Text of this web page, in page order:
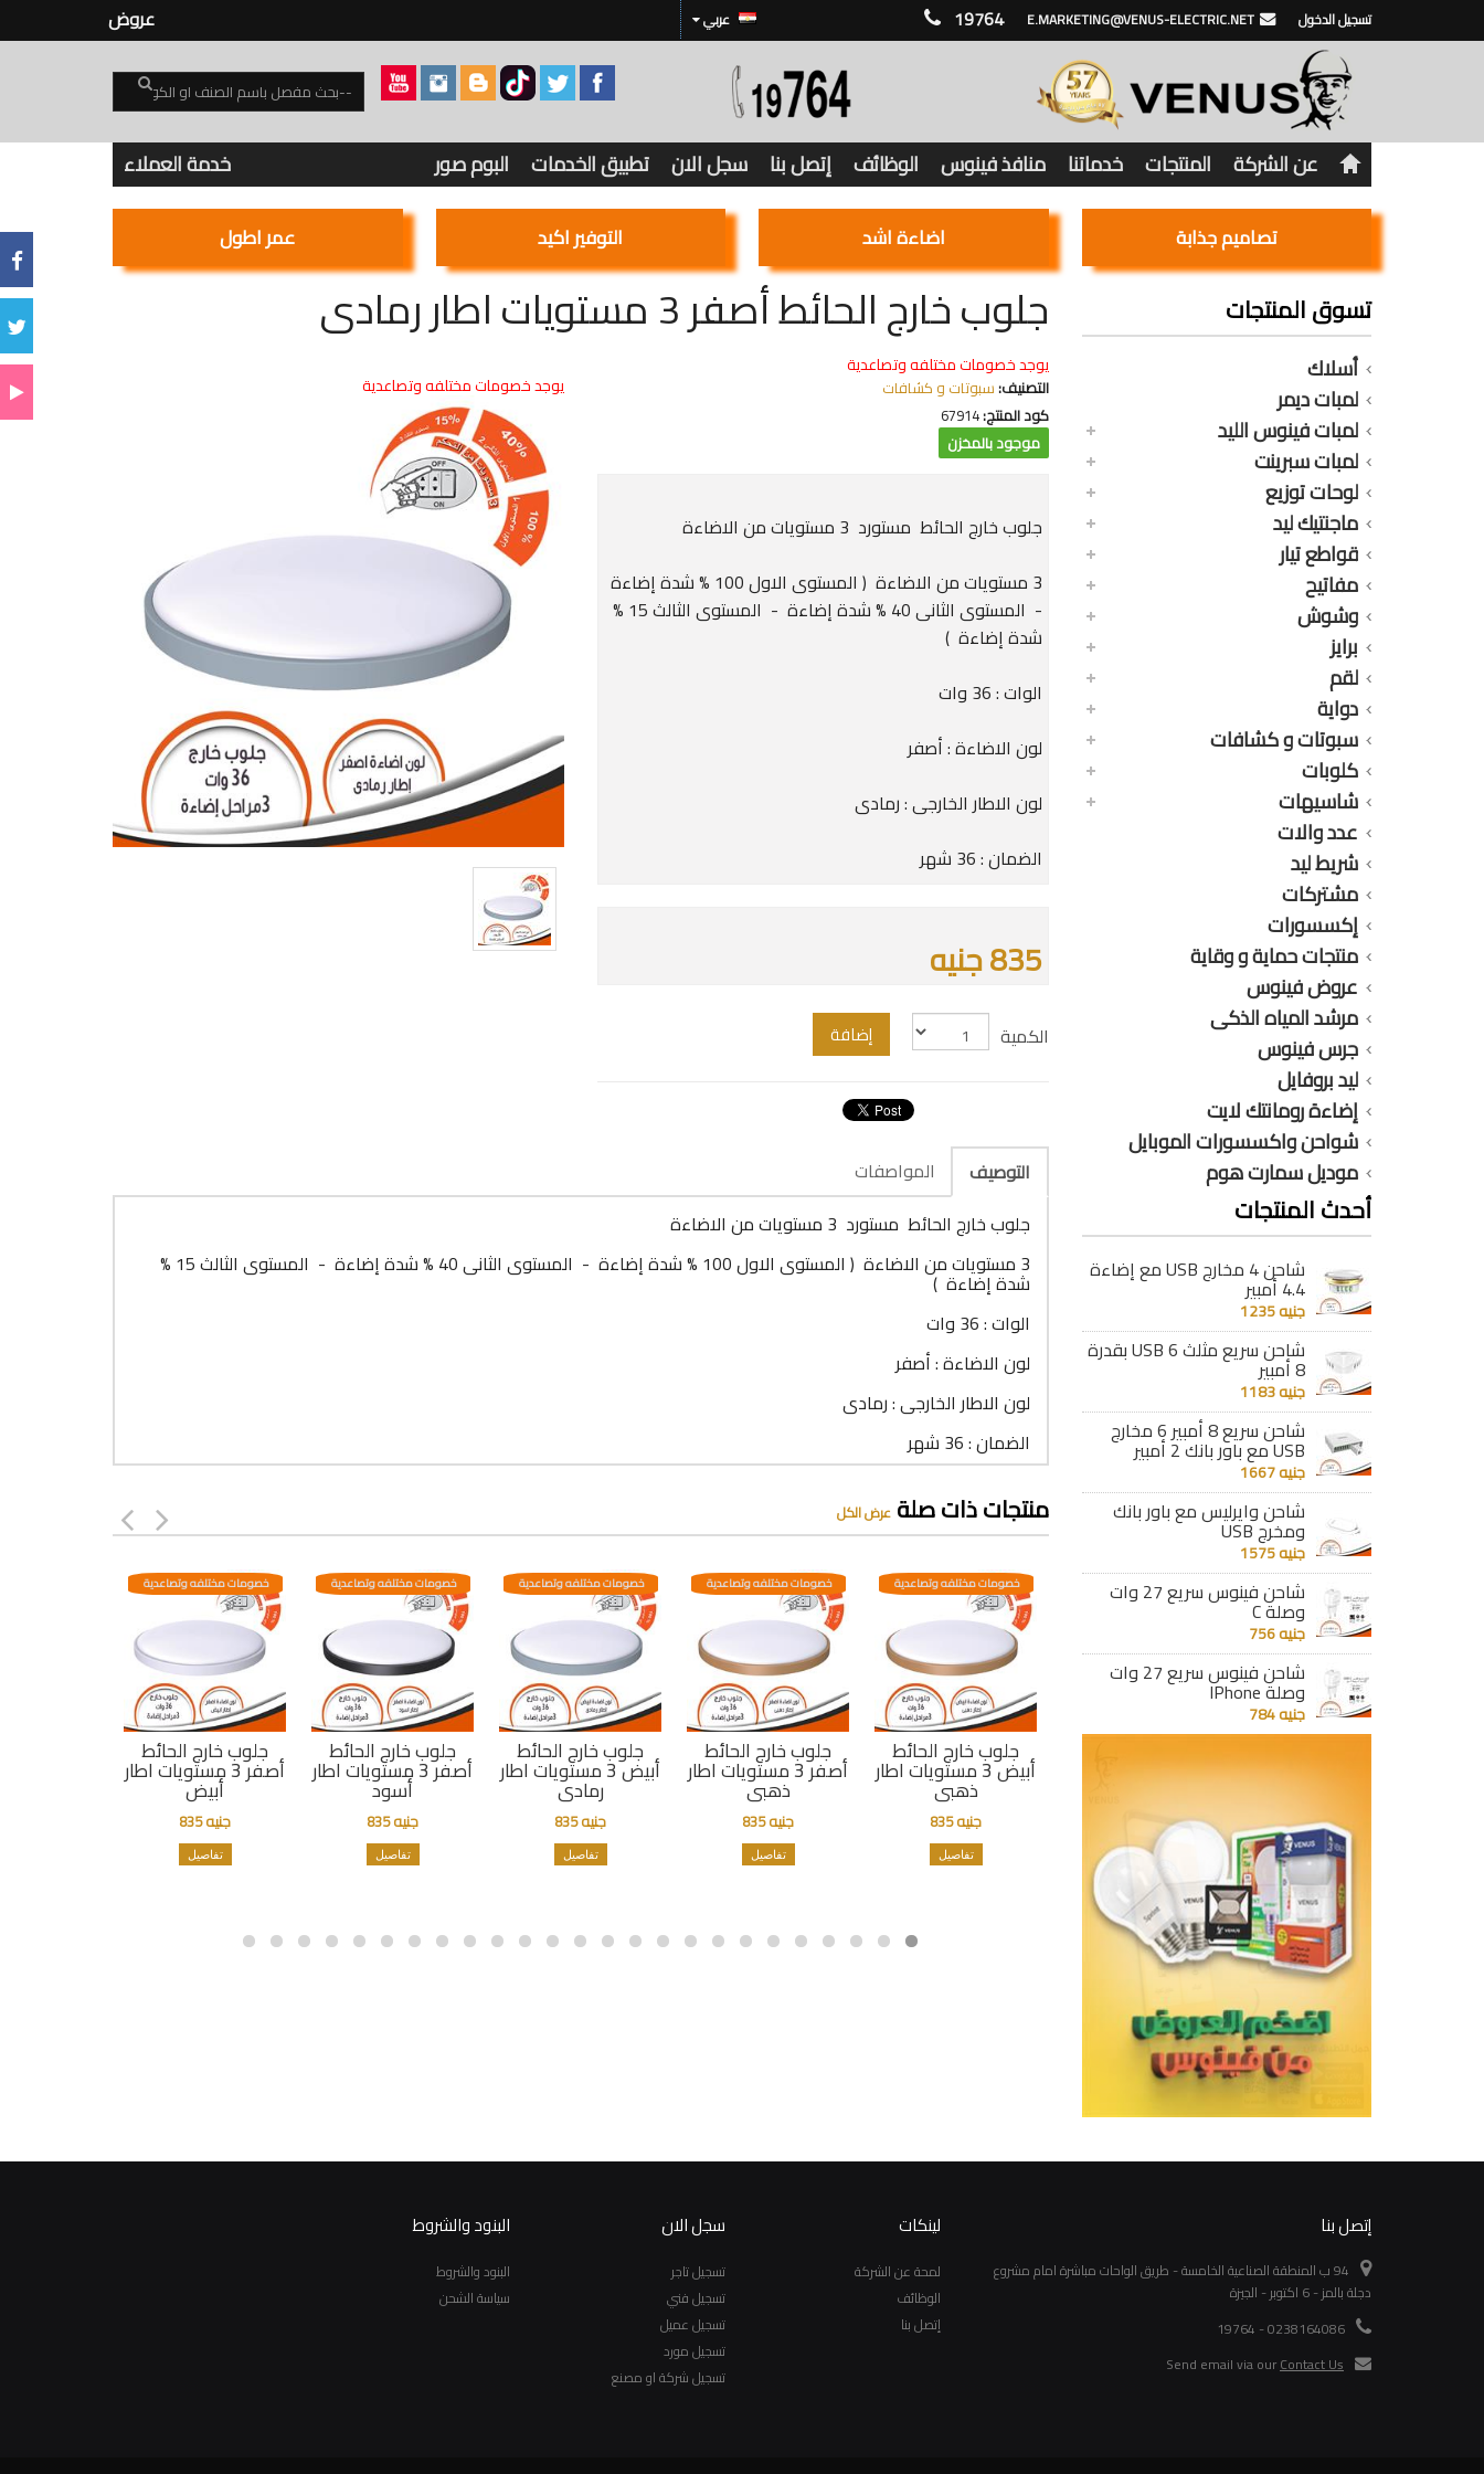
19764 E.MARKETING@VENUS-ELECTRIC.NET تسجيل الدخول عربي عروض
عن الشركة المنتجات خدماتنا منافذ فينوس الوظائف إتصل بنا سجل الان تطبيق الخدمات البوم صور خدمة العملاء
تصاميم جذابة اضاءة اشد التوفير اكيد عمر اطول
تسوق المنتجات
أسلاك
لمبات ديمر
لمبات فينوس الليد
لمبات سبرينت
لوحات توزيع
ماجنتيك ليد
قواطع تيار
مفاتيح
وشوش
برايز
لقم
دواية
سبوتات و كشافات
كلوبات
شاسيهات
عدد والات
شريط ليد
مشتركات
إكسسورات
منتجات حماية و وقاية
عروض فينوس
مرشد المياه الذكى
جرس فينوس
ليد بروفايل
إضاءة رومانتك لايت
شواحن واكسسورات الموبايل
موديل سمارت هوم
أحدث المنتجات
شاحن 4 مخارج USB مع إضاءة
4.4 أمبير
جنيه 1235
شاحن سريع مثلث 6 USB بقدرة
8 أمبير
جنيه 1183
شاحن سريع 8 أمبير 6 مخارج
USB مع باور بانك 2 أمبير
جنيه 1667
شاحن وايرليس مع باور بانك
ومخرج USB
جنيه 1575
شاحن فينوس سريع 27 وات
وصلة C
جنيه 756
شاحن فينوس سريع 27 وات
وصلة IPhone
جنيه 784
جلوب خارج الحائط أصفر 3 مستويات اطار رمادى
يوجد خصومات مختلفه وتصاعدية
التصنيف:سبوتات و كشافات
كود المنتج:67914
موجود بالمخزن
جلوب خارج الحائط مستورد 3 مستويات من الاضاءة
3 مستويات من الاضاءة ( المستوى الاول 100 % شدة إضاءة
- المستوى الثانى 40 % شدة إضاءة - المستوى الثالث 15 %
شدة إضاءة )
الوات : 36 وات
لون الاضاءة : أصفر
لون الاطار الخارجى : رمادى
الضمان : 36 شهر
835 جنيه
الكمية إضافة
يوجد خصومات مختلفه وتصاعدية
التوصيف
المواصفات
جلوب خارج الحائط مستورد 3 مستويات من الاضاءة
3 مستويات من الاضاءة ( المستوى الاول 100 % شدة إضاءة - المستوى الثانى 40 % شدة إضاءة - المستوى الثالث 15 %
شدة إضاءة )
الوات : 36 وات
لون الاضاءة : أصفر
لون الاطار الخارجى : رمادى
الضمان : 36 شهر
منتجات ذات صلةعرض الكل
جلوب خارج الحائط
أصفر 3 مستويات اطار
أبيض
خصومات مختلفه وتصاعدية
جنيه 835
تفاصيل
جلوب خارج الحائط
أصفر 3 مستويات اطار
أسود
خصومات مختلفه وتصاعدية
جنيه 835
تفاصيل
جلوب خارج الحائط
أبيض 3 مستويات اطار
رمادى
خصومات مختلفه وتصاعدية
جنيه 835
تفاصيل
جلوب خارج الحائط
أصفر 3 مستويات اطار
ذهبى
خصومات مختلفه وتصاعدية
جنيه 835
تفاصيل
جلوب خارج الحائط
أبيض 3 مستويات اطار
ذهبى
خصومات مختلفه وتصاعدية
جنيه 835
تفاصيل
سبرينت 20 وات أصفر
خصومات مختلفه وتصاعدية
تفاصيل
خصومات مختلفه وتصاعدية
تفاصيل
إتصل بنا
94 ب المنطقة الصناعية الخامسة - طريق الواحات مباشرة امام مشروع
دجلة بالمز - 6 اكتوبر - الجيزة
0238164086 - 19764
Send email via ourContact Us
لينكات
لمحة عن الشركة
الوظائف
إتصل بنا
سجل الان
تسجيل تاجر
تسجيل فني
تسجيل عميل
تسجيل مورد
تسجيل شركة او مصنع
البنود والشروط
البنود والشروط
سياسة الشحن